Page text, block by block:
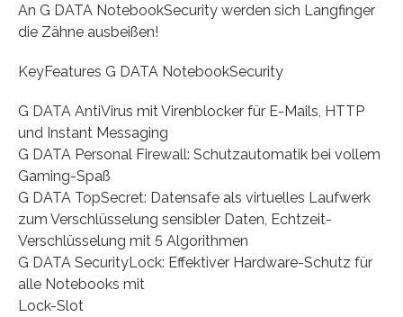
An G DATA NotebookSecurity werden sich Langfinger
die Zähne ausbeißen!
KeyFeatures G DATA NotebookSecurity
G DATA AntiVirus mit Virenblocker für E-Mails, HTTP
und Instant Messaging
G DATA Personal Firewall: Schutzautomatik bei vollem
Gaming-Spaß
G DATA TopSecret: Datensafe als virtuelles Laufwerk
zum Verschlüsselung sensibler Daten, Echtzeit-
Verschlüsselung mit 5 Algorithmen
G DATA SecurityLock: Effektiver Hardware-Schutz für
alle Notebooks mit
Lock-Slot